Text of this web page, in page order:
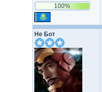
100%
Не Бот